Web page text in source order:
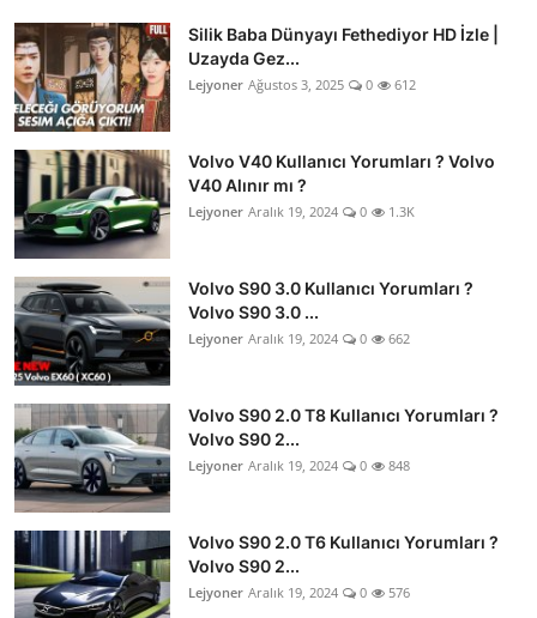
Silik Baba Dünyayı Fethediyor HD İzle |
Uzayda Gez...
Lejyoner Ağustos 3, 2025 0 612
Volvo V40 Kullanıcı Yorumları ? Volvo
V40 Alınır mı ?
Lejyoner Aralık 19, 2024 0 1.3K
Volvo S90 3.0 Kullanıcı Yorumları ?
Volvo S90 3.0 ...
Lejyoner Aralık 19, 2024 0 662
Volvo S90 2.0 T8 Kullanıcı Yorumları ?
Volvo S90 2...
Lejyoner Aralık 19, 2024 0 848
Volvo S90 2.0 T6 Kullanıcı Yorumları ?
Volvo S90 2...
Lejyoner Aralık 19, 2024 0 576